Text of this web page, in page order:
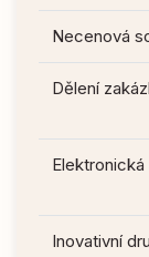
Necenová
Dělení
Elektronická
Inovativní